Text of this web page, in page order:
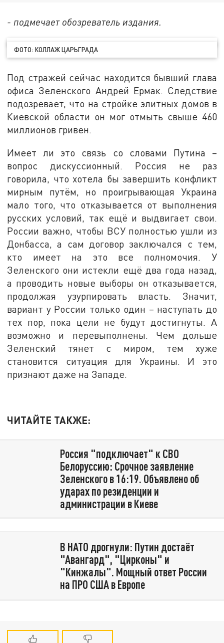
- подмечает обозреватель издания.
ФОТО: КОЛЛАЖ ЦАРЬГРАДА
Под стражей сейчас находится бывший глава
офиса Зеленского Андрей Ермак. Следствие
подозревает, что на стройке элитных домов в
Киевской области он мог отмыть свыше 460
миллионов гривен.
Имеет ли это связь со словами Путина –
вопрос дискуссионный. Россия не раз
говорила, что хотела бы завершить конфликт
мирным путём, но проигрывающая Украина
мало того, что отказывается от выполнения
русских условий, так ещё и выдвигает свои.
России важно, чтобы ВСУ полностью ушли из
Донбасса, а сам договор заключался с тем,
кто имеет на это все полномочия. У
Зеленского они истекли ещё два года назад,
а проводить новые выборы он отказывается,
продолжая узурпировать власть. Значит,
вариант у России только один – наступать до
тех пор, пока цели не будут достигнуты. А
возможно и перевыполнены. Чем дольше
Зеленский тянет с миром, тем хуже
становится ситуация для Украины. И это
признают даже на Западе.
ЧИТАЙТЕ ТАКЖЕ:
Россия "подключает" к СВО
Белоруссию: Срочное заявление
Зеленского в 16:19. Объявлено об
ударах по резиденции и
администрации в Киеве
В НАТО дрогнули: Путин достаёт
"Авангард", "Цирконы" и
"Кинжалы". Мощный ответ России
на ПРО США в Европе